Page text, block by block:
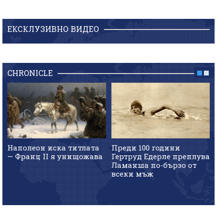
ЕКСКЛУЗИВНО ВИДЕО
CHRONICLE
Наполеон иска титлата
— Франц II я унищожава
Преди 100 години
Гертруд Едерле преплува
Ламанша по-бързо от
всеки мъж